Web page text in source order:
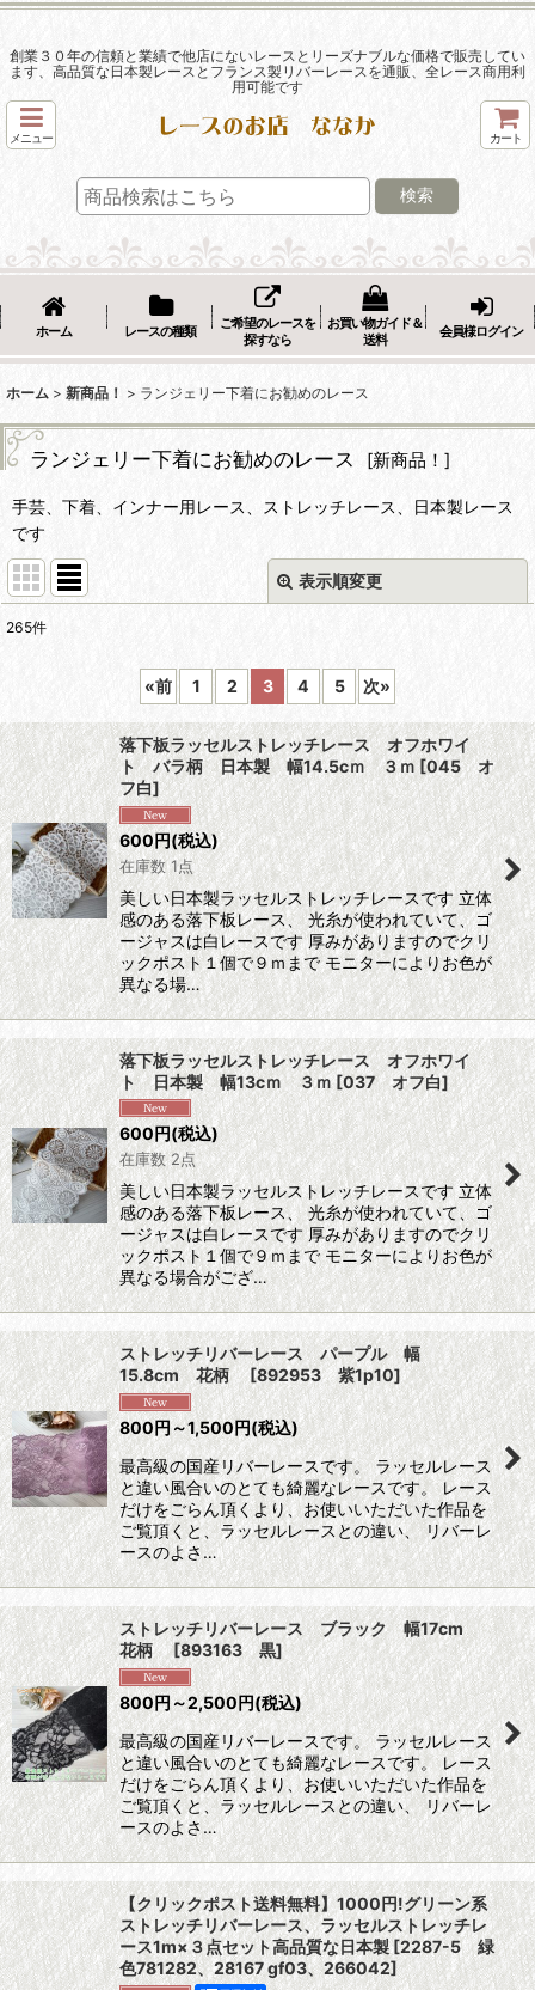
創業３０年の信頼と業績で他店にないレースとリーズナブルな価格で販売してい
ます、高品質な日本製レースとフランス製リバーレースを通販、全レース商用利
用可能です
メニュー カート
検索
ホーム レースの種類
ご希望のレースを
探すなら
お買い物ガイド＆
送料
会員様ログイン
ホーム > 新商品！ > ランジェリー下着にお勧めのレース
ランジェリー下着にお勧めのレース [新商品！ ]
手芸、下着、インナー用レース、ストレッチレース、日本製レース
です
表示順変更
並び順:
絞り込む
265件
«前 1 2 3 4 5 次»
落下板ラッセルストレッチレース オフホワイ
ト バラ柄 日本製 幅14.5cｍ ３ｍ [045 オ
フ白]
600円(税込)
在庫数 1点
美しい日本製ラッセルストレッチレースです 立体
感のある落下板レース、 光糸が使われていて、ゴ
ージャスは白レースです 厚みがありますのでクリ
ックポスト１個で９ｍまで モニターによりお色が
異なる場…
落下板ラッセルストレッチレース オフホワイ
ト 日本製 幅13cｍ ３ｍ[037 オフ白]
600円(税込)
在庫数 2点
美しい日本製ラッセルストレッチレースです 立体
感のある落下板レース、 光糸が使われていて、ゴ
ージャスは白レースです 厚みがありますのでクリ
ックポスト１個で９ｍまで モニターによりお色が
異なる場合がござ…
ストレッチリバーレース パープル 幅
15.8cm 花柄 [892953 紫1p10]
800円～1,500円(税込)
最高級の国産リバーレースです。 ラッセルレース
と違い風合いのとても綺麗なレースです。 レース
だけをごらん頂くより、お使いいただいた作品を
ご覧頂くと、ラッセルレースとの違い、 リバーレ
ースのよさ…
ストレッチリバーレース ブラック 幅17cm
花柄[893163 黒]
800円～2,500円(税込)
最高級の国産リバーレースです。 ラッセルレース
と違い風合いのとても綺麗なレースです。 レース
だけをごらん頂くより、お使いいただいた作品を
ご覧頂くと、ラッセルレースとの違い、 リバーレ
ースのよさ…
【クリックポスト送料無料】1000円!グリーン系
ストレッチリバーレース、ラッセルストレッチレ
ース1m×３点セット高品質な日本製[2287-5 緑
色781282、28167 gf03、266042]